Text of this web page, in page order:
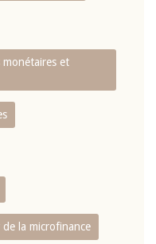
et
de la microfinance